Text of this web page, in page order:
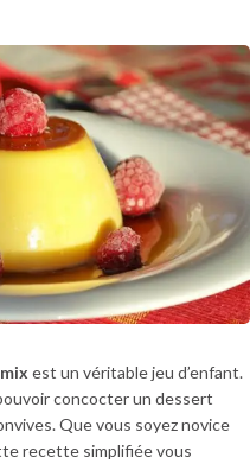
est un véritable jeu d’enfant.
concocter un dessert
Que vous soyez novice
recette simplifiée vous